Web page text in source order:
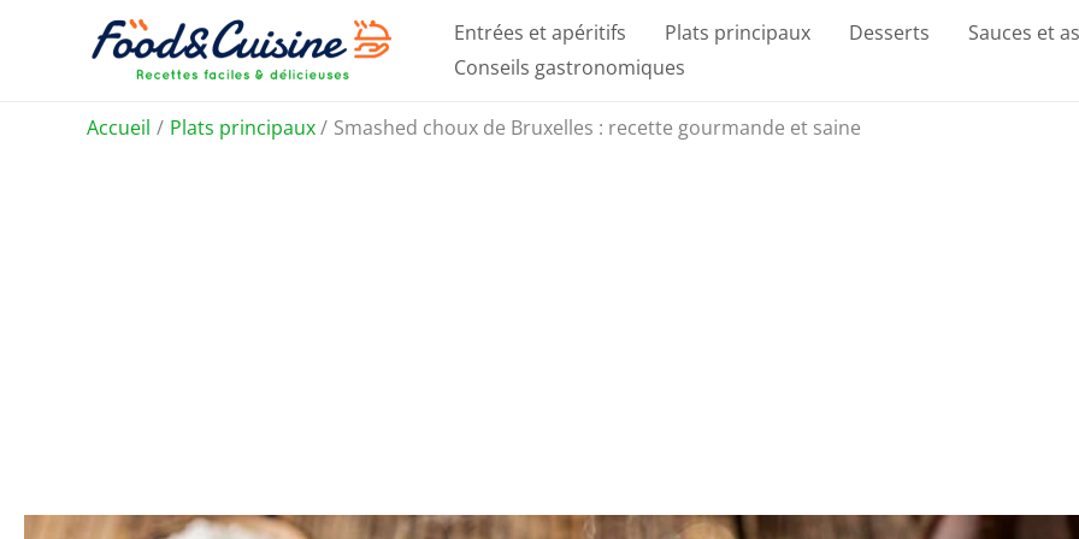
Entrées et apéritifs Plats principaux Desserts Sauces et
Conseils gastronomiques
Accueil Plats principaux Smashed choux de Bruxelles : recette gourmande et saine